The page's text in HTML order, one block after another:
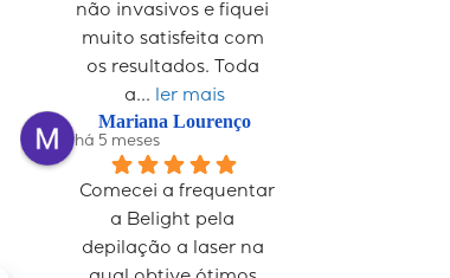
não invasivos e fiquei
muito satisfeita com
os resultados. Toda
a... ler mais
Mariana Lourenço
há 5 meses
Comecei a frequentar
a Belight pela
depilação a laser na